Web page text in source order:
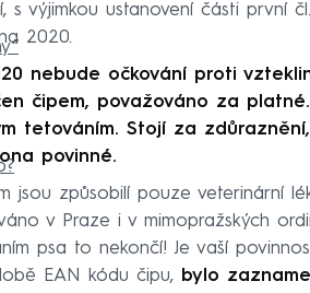
s výjimkou ustanovení části první
2020.
nebude očkování proti
čipem, považováno za
tetováním. Stojí za
povinné.
jsou způsobilí pouze veterinární
v Praze i v mimopražských
psa to nekončí! Je vaší
EAN kódu čipu, bylo